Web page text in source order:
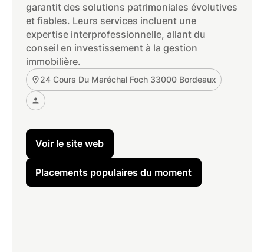
garantit des solutions patrimoniales évolutives
et fiables. Leurs services incluent une
expertise interprofessionnelle, allant du
conseil en investissement à la gestion
immobilière.
24 Cours Du Maréchal Foch 33000 Bordeaux
Voir le site web
Placements populaires du moment